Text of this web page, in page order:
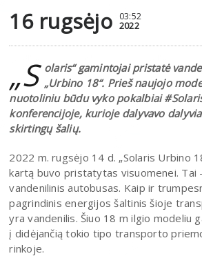
16 rugsėjo 03:52
2022
„S olaris“ gamintojai pristatė
„Urbino 18“. Prieš naujojo
nuotoliniu būdu vyko pokalbiai
konferencijoje, kurioje dalyvavo
skirtingų šalių.
2022 m. rugsėjo 14 d. „Solaris Urbino
kartą buvo pristatytas visuomenei. Tai
vandenilinis autobusas. Kaip ir
pagrindinis energijos šaltinis šioje
yra vandenilis. Šiuo 18 m ilgio modeliu
į didėjančią tokio tipo transporto
rinkoje.